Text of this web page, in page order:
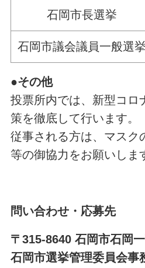
石岡市長選挙
石岡市議会議員一般選挙
●その他
投票所内では、新型コロ
策を徹底して行います。
従事される方は、マスク
等の御協力をお願いしま
問い合わせ・応募先
〒315-8640 石岡市石岡
石岡市選挙管理委員会事